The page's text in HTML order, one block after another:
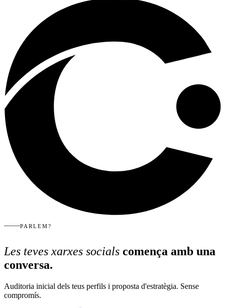
PARLEM?
Les teves xarxes socials comença amb una
conversa.
Auditoria inicial dels teus perfils i proposta d'estratègia. Sense
compromís.